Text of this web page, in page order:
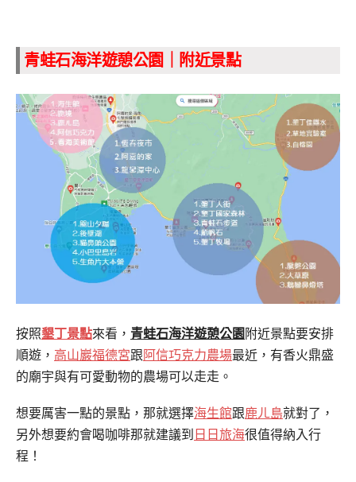
青蛙石海洋遊憩公園｜附近景點
按照墾丁景點來看， 青蛙石海洋遊憩公園 附近景點要安排
順遊， 高山巖福德宮跟 阿信巧克力農場最近，有香火鼎盛
的廟宇與有可愛動物的農場可以走走。
想要厲害一點的景點，那就選擇海生館跟鹿ㄦ島就對了，
另外想要約會喝咖啡那就建議到 日日旅海很值得納入行
程！